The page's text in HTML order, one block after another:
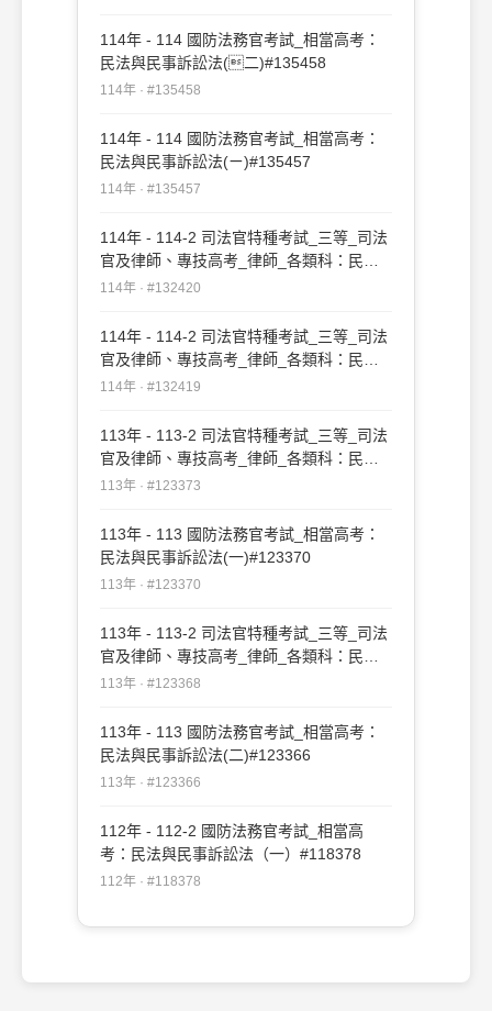
114年 - 114 國防法務官考試_相當高考：
民法與民事訴訟法(二)#135458
114年 · #135458
114年 - 114 國防法務官考試_相當高考：
民法與民事訴訟法(ㄧ)#135457
114年 · #135457
114年 - 114-2 司法官特種考試_三等_司法
官及律師、專技高考_律師_各類科：民法
與民事訴訟法(二)#132420
114年 · #132420
114年 - 114-2 司法官特種考試_三等_司法
官及律師、專技高考_律師_各類科：民法
與民事訴訟法(ㄧ)#132419
114年 · #132419
113年 - 113-2 司法官特種考試_三等_司法
官及律師、專技高考_律師_各類科：民法
與民事訴訟法(ㄧ)#123373
113年 · #123373
113年 - 113 國防法務官考試_相當高考：
民法與民事訴訟法(一)#123370
113年 · #123370
113年 - 113-2 司法官特種考試_三等_司法
官及律師、專技高考_律師_各類科：民法
與民事訴訟法(二)#123368
113年 · #123368
113年 - 113 國防法務官考試_相當高考：
民法與民事訴訟法(二)#123366
113年 · #123366
112年 - 112-2 國防法務官考試_相當高
考：民法與民事訴訟法（一）#118378
112年 · #118378